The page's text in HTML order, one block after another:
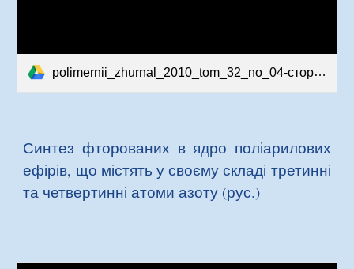
polimernii_zhurnal_2010_tom_32_no_04-сторінки-69-75.pdf
Синтез фторованих в ядро ​​поліарилових
ефірів, що містять у своєму складі третинні
та четвертинні атоми азоту (рус.)